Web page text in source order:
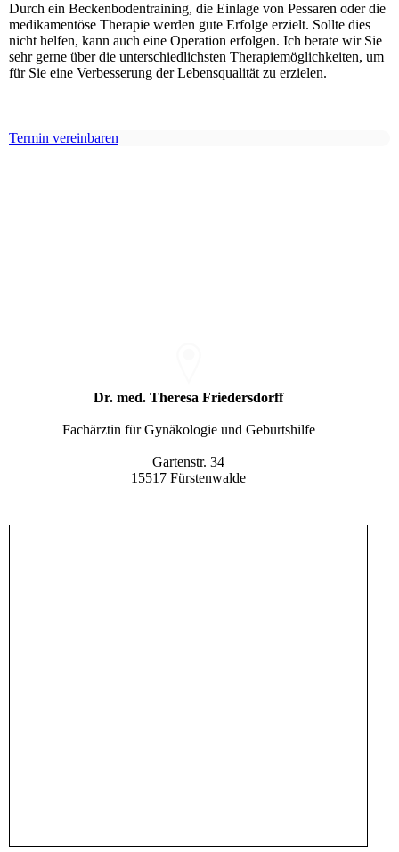
Durch ein Becken­boden­training, die Ein­lage von Pessaren oder die
medika­men­töse Therapie werden gute Er­folge er­zielt. Sollte dies
nicht helfen, kann auch eine Opera­tion er­folgen. Ich berate wir Sie
sehr gerne über die unter­schied­lichsten Therapie­möglich­keiten, um
für Sie eine Ver­bes­serung der Lebens­qualität zu erzielen.
Termin vereinbaren
Dr. med. Theresa Friedersdorff
Fachärztin für Gynäkologie und Geburtshilfe
Gartenstr. 34
15517 Fürstenwalde